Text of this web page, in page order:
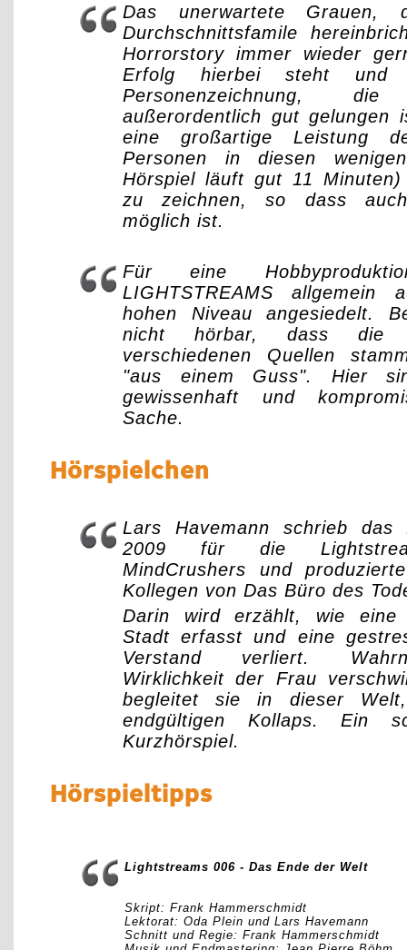
Das unerwartete Grauen,
Durchschnittsfamile
Horrorstory immer wieder
Erfolg hierbei steht
Personenzeichnung,
außerordentlich gut gelungen
eine großartige Leistung
Personen in diesen
Hörspiel läuft gut 11
zu zeichnen, so dass
möglich ist.
Für eine
LIGHTSTREAMS allgemein
hohen Niveau angesiedelt.
nicht hörbar, dass die
verschiedenen Quellen
"aus einem Guss". Hier
gewissenhaft und
Sache.
Hörspielchen
Lars Havemann schrieb das
2009 für die
MindCrushers und
Kollegen von Das Büro des
Darin wird erzählt, wie eine
Stadt erfasst und eine
Verstand verliert.
Wirklichkeit der Frau
begleitet sie in dieser
endgültigen Kollaps. Ein
Kurzhörspiel.
Hörspieltipps
Lightstreams 006 - Das Ende der Welt
Skript: Frank Hammerschmidt
Lektorat: Oda Plein und Lars Havemann
Schnitt und Regie: Frank Hammerschmidt